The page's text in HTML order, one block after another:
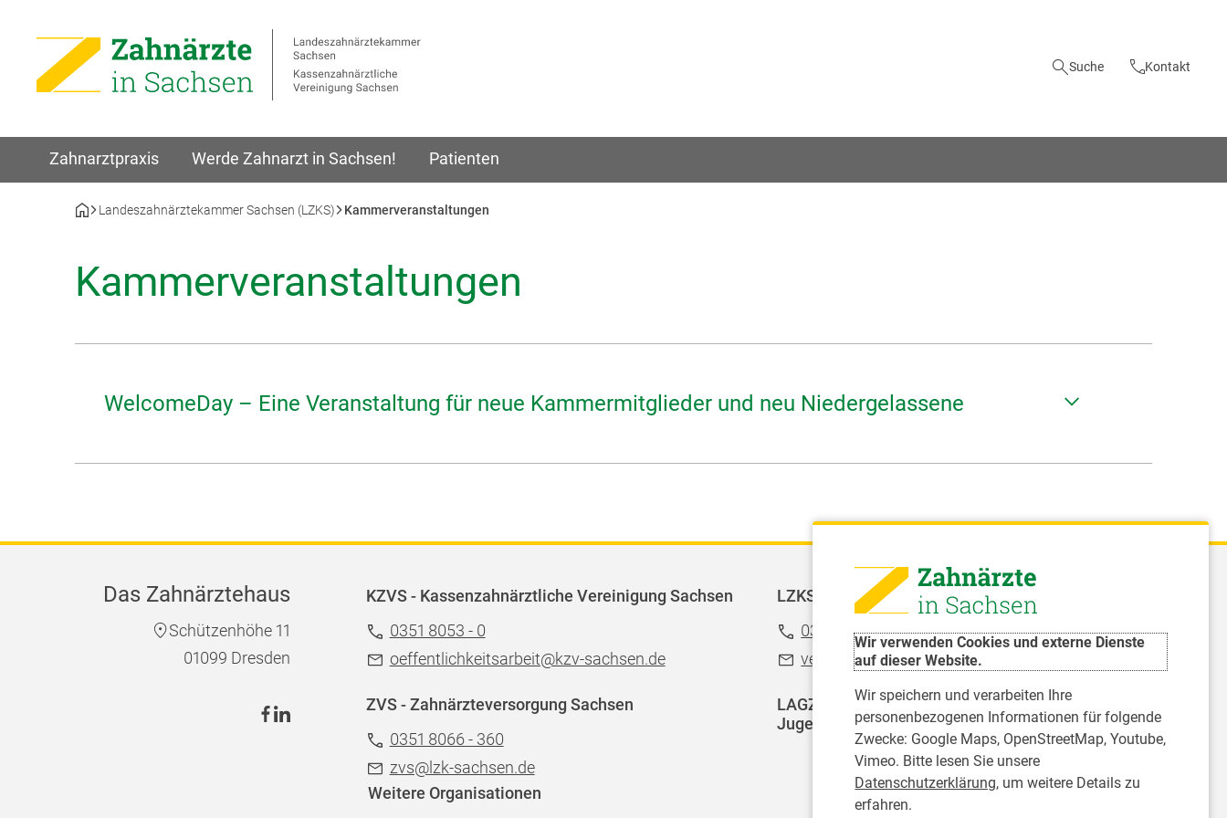
Wir verwenden Cookies und externe Dienste
auf dieser Website.
Wir speichern und verarbeiten Ihre
personenbezogenen Informationen für folgende
Zwecke: Google Maps, OpenStreetMap, Youtube,
Vimeo. Bitte lesen Sie unsere
Datenschutzerklärung, um weitere Details zu
erfahren.
Suche Kontakt
Zahnarztpraxis Werde Zahnarzt in Sachsen! Patienten
Landeszahnärztekammer Sachsen (LZKS) Kammerveranstaltungen
Kammerveranstaltungen
WelcomeDay – Eine Veranstaltung für neue Kammermitglieder und neu Niedergelassene
Das Zahnärztehaus
Schützenhöhe 11
01099 Dresden
KZVS - Kassenzahnärztliche Vereinigung Sachsen
0351 8053 - 0
oeffentlichkeitsarbeit@kzv-sachsen.de
LZKS - Landeszahnärztekammer Sachsen
0351 8066 - 0
verwaltung@Izk-sachsen.de
ZVS - Zahnärzteversorgung Sachsen
0351 8066 - 360
zvs@lzk-sachsen.de
LAGZ - Landesarbeitsgemeinschaft für
Jugendzahnpflege des Freistaates Sachsen e.V.
Weitere Organisationen